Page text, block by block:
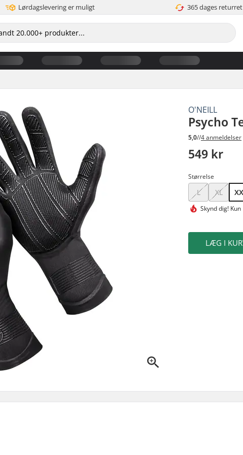
Lørdagslevering er muligt 365 dages returret
O'NEILL
Psycho
5,0//4 anmeldelser
549 kr
Størrelse
L XL
Skynd dig!
LÆG I